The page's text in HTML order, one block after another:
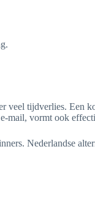
tijdverlies. Een
mail, vormt ook
Nederlandse